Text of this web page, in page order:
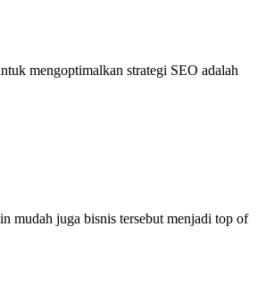
mengoptimalkan strategi SEO adalah
mudah juga bisnis tersebut menjadi top of